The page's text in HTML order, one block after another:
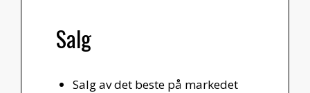
Salg
Salg av det beste på markedet